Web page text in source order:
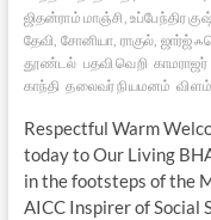
ஜிதன்ராம் மாஞ்சி, உப்பேந்திர
தேவி, சோனியா, ராகுல், ஜார்ஜ்
தூண்டல் பதவி வெறி காமராஜர்
காந்தி தலைவர் நியமனம்
Respectful Warm
today to Our Living
in the footsteps of the
AICC Inspirer of Social